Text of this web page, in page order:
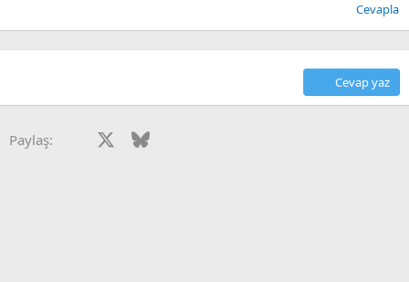
Cevapla
Cevap yaz
Paylaş: Facebook Bluesky